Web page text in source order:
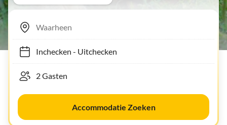
Inchecken- Uitchecken
Accommodatie Zoeken